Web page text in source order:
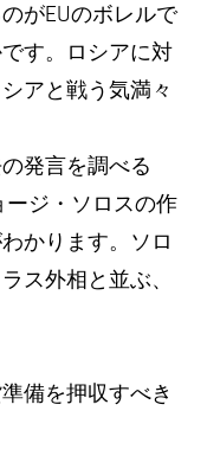
がEUのボレルで
す。ロシアに対
アと戦う気満々
発言を調べる
ージ・ソロスの作
かります。ソロ
ス外相と並ぶ、
備を押収すべき